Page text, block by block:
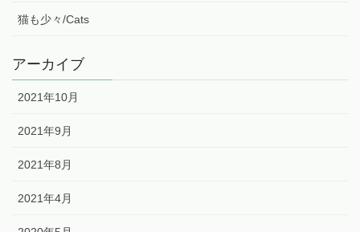
猫も少々/Cats
アーカイブ
2021年10月
2021年9月
2021年8月
2021年4月